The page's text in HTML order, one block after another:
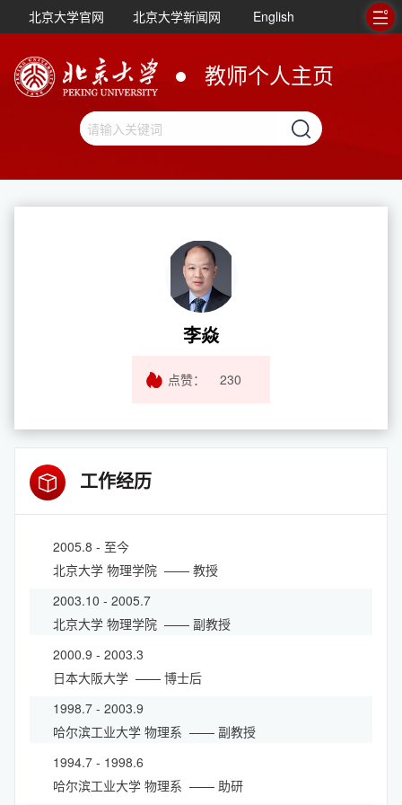
北京大学官网 北京大学新闻网 English
教师个人主页
李焱
点赞： 230
工作经历
2005.8 - 至今
北京大学 物理学院 —— 教授
2003.10 - 2005.7
北京大学 物理学院 —— 副教授
2000.9 - 2003.3
日本大阪大学 —— 博士后
1998.7 - 2003.9
哈尔滨工业大学 物理系 —— 副教授
1994.7 - 1998.6
哈尔滨工业大学 物理系 —— 助研